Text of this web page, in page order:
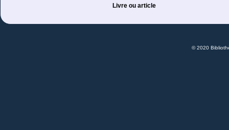
Livre ou article
© 2020